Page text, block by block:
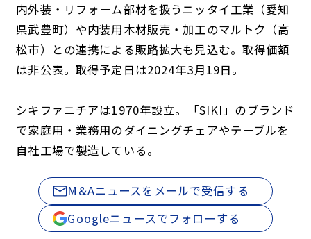
内外装・リフォーム部材を扱うニッタイ工業（愛知
県武豊町）や内装用木材販売・加工のマルトク（高
松市）との連携による販路拡大も見込む。取得価額
は非公表。取得予定日は2024年3月19日。
シキファニチアは1970年設立。「SIKI」のブランド
で家庭用・業務用のダイニングチェアやテーブルを
自社工場で製造している。
M&Aニュースをメールで受信する
Googleニュースでフォローする